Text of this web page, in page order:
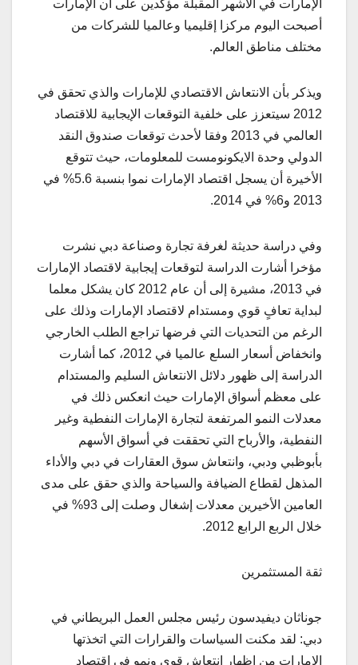
الإمارات في الأشهر المقبلة مؤكدين على أن الإمارات
أصبحت اليوم مركزا إقليميا وعالميا للشركات من
مختلف مناطق العالم.
ويذكر بأن الانتعاش الاقتصادي للإمارات والذي تحقق في
2012 سيتعزز على خلفية التوقعات الإيجابية للاقتصاد
العالمي في 2013 وفقا لأحدث توقعات صندوق النقد
الدولي وحدة الايكونومست للمعلومات، حيث تتوقع
الأخيرة أن يسجل اقتصاد الإمارات نموا بنسبة 5.6% في
2013 و6% في 2014.
وفي دراسة حديثة لغرفة تجارة وصناعة دبي نشرت
مؤخرا أشارت الدراسة لتوقعات إيجابية لاقتصاد الإمارات
في 2013، مشيرة إلى أن عام 2012 كان يشكل معلما
لبداية تعافٍ قوي ومستدام لاقتصاد الإمارات وذلك على
الرغم من التحديات التي فرضها تراجع الطلب الخارجي
وانخفاض أسعار السلع عالميا في 2012، كما أشارت
الدراسة إلى ظهور دلائل الانتعاش السليم والمستدام
على معظم أسواق الإمارات حيث انعكس ذلك في
معدلات النمو المرتفعة لتجارة الإمارات النفطية وغير
النفطية، والأرباح التي تحققت في أسواق الأسهم
بأبوظبي ودبي، وانتعاش سوق العقارات في دبي والأداء
المذهل لقطاع الضيافة والسياحة والذي حقق على مدى
العامين الأخيرين معدلات إشغال وصلت إلى 93% في
خلال الربع الرابع 2012.
ثقة المستثمرين
جوناثان ديفيدسون رئيس مجلس العمل البريطاني في
دبي: لقد مكنت السياسات والقرارات التي اتخذتها
الإمارات من اظهار انتعاش قوي ونمو في اقتصاد